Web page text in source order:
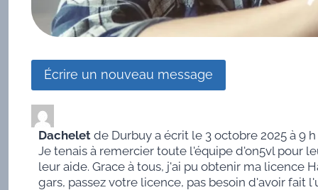
Dachelet de Durbuy a écrit le3 octobre 2025 à 9
Je tenais à remercier toute l'équipe d'on5vl pour
leur aide. Grace à tous, j'ai pu obtenir ma licence
gars, passez votre licence, pas besoin d'avoir fait